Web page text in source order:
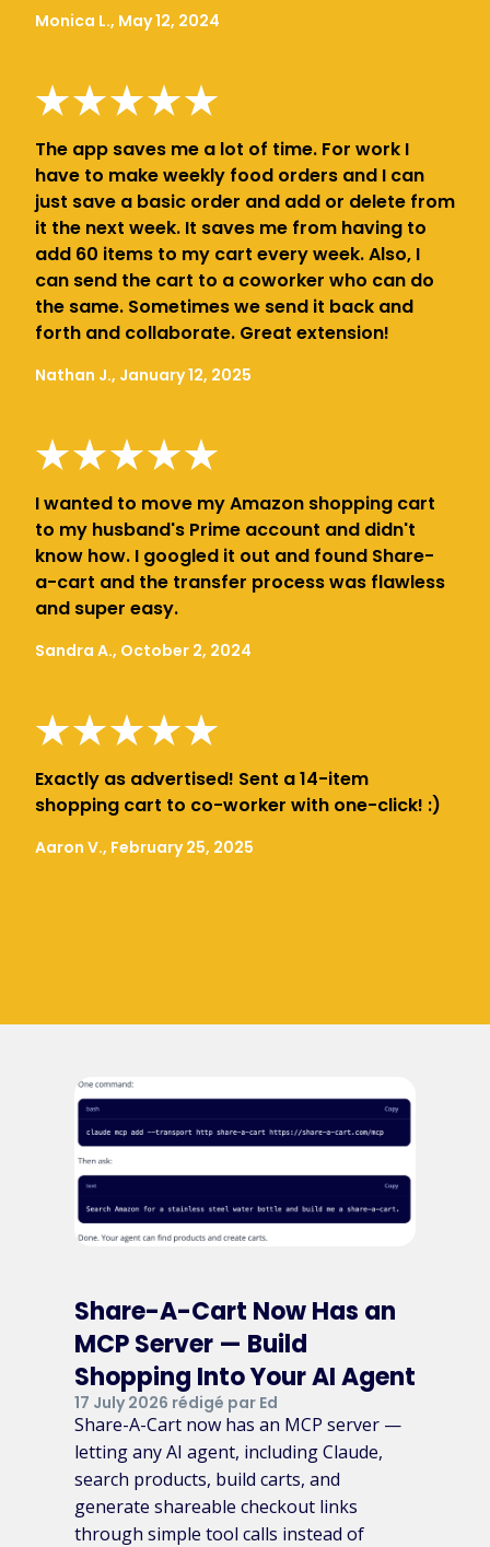
Monica L., May 12, 2024
The app saves me a lot of time. For work I
have to make weekly food orders and I can
just save a basic order and add or delete from
it the next week. It saves me from having to
add 60 items to my cart every week. Also, I
can send the cart to a coworker who can do
the same. Sometimes we send it back and
forth and collaborate. Great extension!
Nathan J., January 12, 2025
I wanted to move my Amazon shopping cart
to my husband's Prime account and didn't
know how. I googled it out and found Share-
a-cart and the transfer process was flawless
and super easy.
Sandra A., October 2, 2024
Exactly as advertised! Sent a 14-item
shopping cart to co-worker with one-click! :)
Aaron V., February 25, 2025
Share-A-Cart Now Has an
MCP Server — Build
Shopping Into Your AI Agent
17 July 2026 rédigé par Ed
Share-A-Cart now has an MCP server —
letting any AI agent, including Claude,
search products, build carts, and
generate shareable checkout links
through simple tool calls instead of